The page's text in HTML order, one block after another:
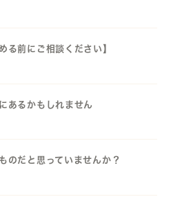
前にご相談ください】
あるかもしれません
だと思っていませんか？